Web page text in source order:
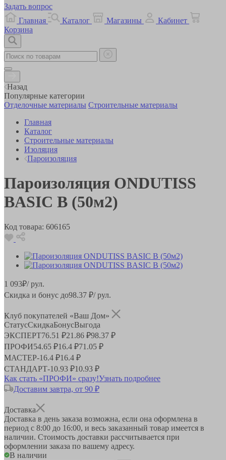
Задать вопрос
Главная
Каталог Магазины
Кабинет
Корзина
Назад
Популярные категории
Отделочные материалы Строительные материалы
Главная
Каталог
Строительные материалы
Изоляция
Пароизоляция
Пароизоляция ONDUTISS
BASIC B (50м2)
Код товара: 606165
1 093₽/ рул.
Скидка и бонус до98.37 ₽/ рул.
Клуб покупателей «Ваш Дом»
СтатусСкидкаБонусВыгода
ЭКСПЕРТ76.51 ₽21.86 ₽98.37 ₽
ПРОФИ54.65 ₽16.4 ₽71.05 ₽
МАСТЕР-16.4 ₽16.4 ₽
СТАНДАРТ-10.93 ₽10.93 ₽
Как стать «ПРОФИ» сразу!Узнать подробнее
Доставим завтра, от 90 ₽
Доставка
Доставка в день заказа возможна, если она оформлена в
период с 8:00 до 16:00, и весь заказанный товар имеется в
наличии. Стоимость доставки рассчитывается при
оформлении заказа по вашему адресу.
В наличии